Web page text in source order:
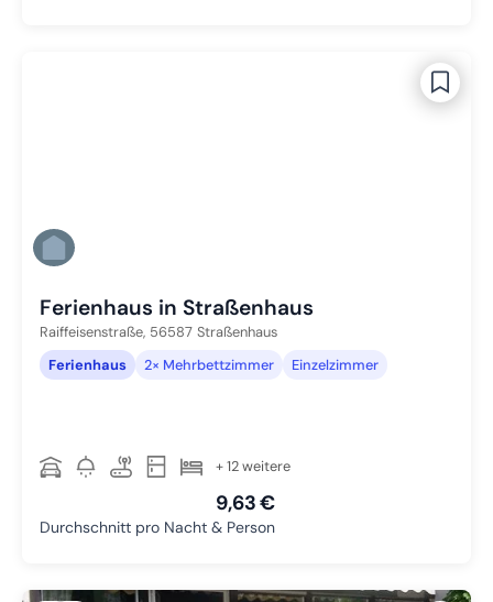
Ferienhaus in Straßenhaus
Raiffeisenstraße, 56587 Straßenhaus
Ferienhaus
2× Mehrbettzimmer Einzelzimmer
+ 12 weitere
9,63 €
Durchschnitt pro Nacht & Person